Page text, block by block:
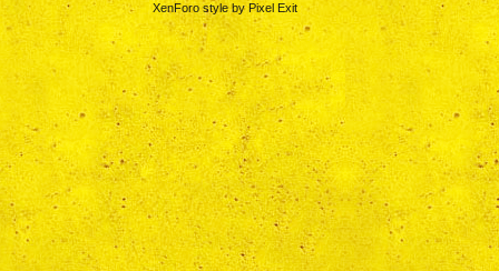
XenForo style by Pixel Exit